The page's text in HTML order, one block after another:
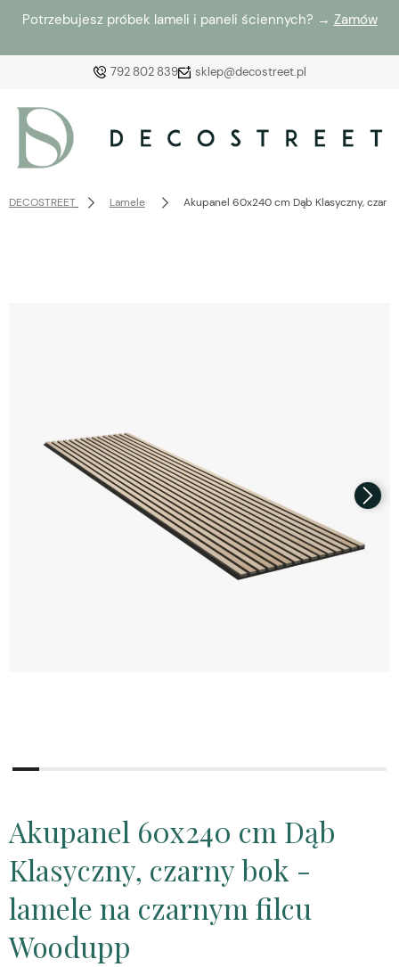
Potrzebujesz próbek lameli i paneli ściennych? → Zamów
792 802 839 sklep@decostreet.pl
DECOSTREET Lamele Akupanel 60x240 cm Dąb Klasyczny,
Akupanel 60x240 cm Dąb
Klasyczny, czarny bok -
lamele na czarnym filcu
Woodupp